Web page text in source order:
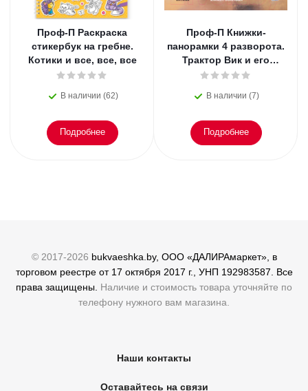
Проф-П Раскраска
стикербук на гребне.
Котики и все, все, все
В наличии (62)
Подробнее
Проф-П Книжки-
панорамки 4 разворота.
Трактор Вик и его
друзья
В наличии (7)
Подробнее
© 2017-2026 bukvaeshka.by, ООО «ДАЛИРАмаркет», в
торговом реестре от 17 октября 2017 г., УНП 192983587. Все
права защищены. Наличие и стоимость товара уточняйте по
телефону нужного вам магазина.
Наши контакты
Оставайтесь на связи